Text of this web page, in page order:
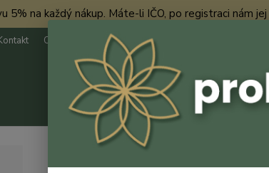
5% na každý nákup. Máte-li IČO, po registraci
O nás